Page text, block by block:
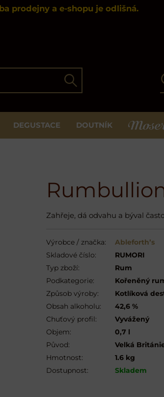
prodejny a e-shopu je odlišná.
Hledat
DEGUSTACE DOUTNÍK
MOSER
Zahřeje, dá odvahu a býval
Výrobce / značka:
Ableforth’s
Skladové číslo:
RUMORI
Typ zboží:
Rum
Podkategorie:
Kořeněný
Způsob výroby:
Kotlíková
Obsah alkoholu:
42,6 %
Chuťový profil:
Vyvážený
Objem:
0,7 l
Původ:
Velká
Hmotnost:
1.6 kg
Dostupnost:
Skladem